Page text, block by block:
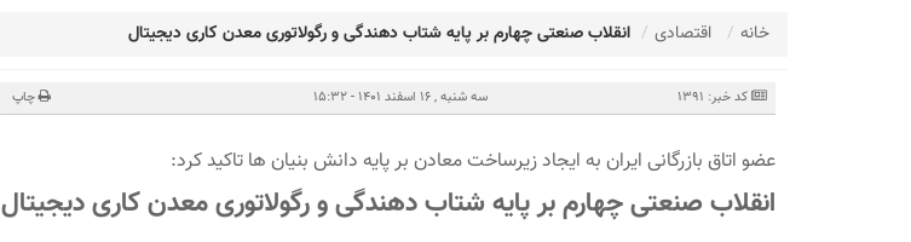
تیما، محصول جدید بانك ملت؛ ابزاری برای كمك به مدیریت مالی بنگاه های اقتصادی
توسعه درمانگاه فوق تخصصی بیمارستان بهارلو با حمایت بانک سامان
هشدار نایب رئیس اتحادیه املاک: فروش متری مسکن می‌تواند سرمایه‌گذاران را با بحران مواجه کند
خانه اقتصادی انقلاب صنعتی چهارم بر پایه شتاب دهندگی و رگولاتوری معدن کاری دیجیتال
کد خبر: 1391 سه شنبه , 16 اسفند 1401 - 15:32 چاپ
عضو اتاق بازرگانی ایران به ایجاد زیرساخت معادن بر پایه دانش بنیان ها تاکید کرد:
انقلاب صنعتی چهارم بر پایه شتاب دهندگی و رگولاتوری معدن کاری دیجیتال